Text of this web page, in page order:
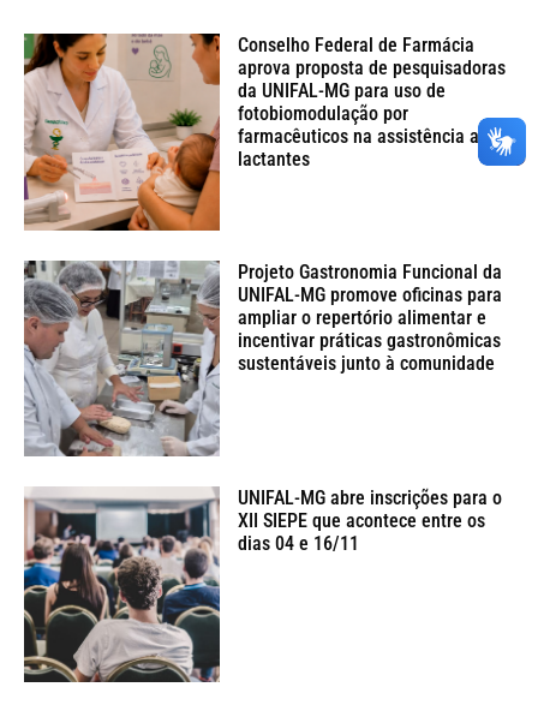
Conselho Federal de Farmácia
aprova proposta de pesquisadoras
da UNIFAL-MG para uso de
fotobiomodulação por
farmacêuticos na assistência a
lactantes
Projeto Gastronomia Funcional da
UNIFAL-MG promove oficinas para
ampliar o repertório alimentar e
incentivar práticas gastronômicas
sustentáveis junto à comunidade
UNIFAL-MG abre inscrições para o
XII SIEPE que acontece entre os
dias 04 e 16/11